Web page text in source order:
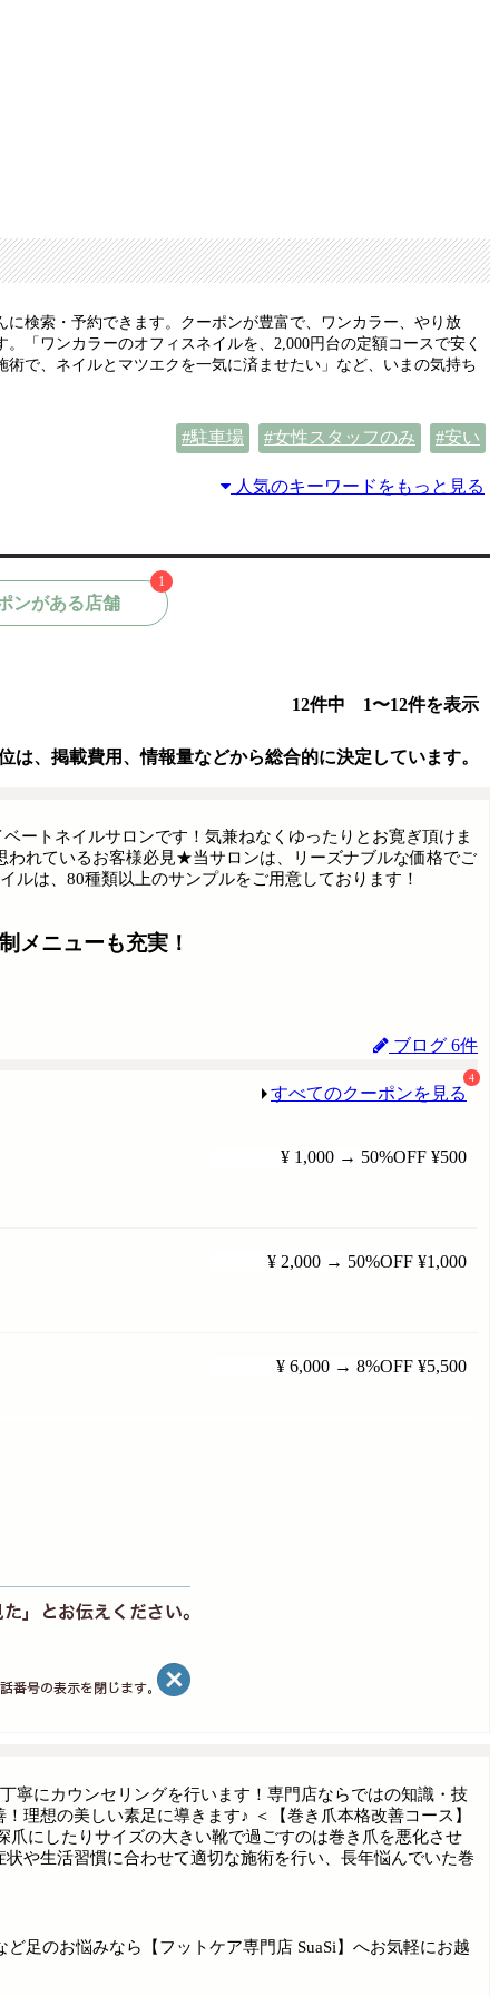
検索・予約できます。クーポンが豊富で、ワンカラー、やり放
「ワンカラーのオフィスネイルを、2,000円台の定額コースで安く
で、ネイルとマツエクを一気に済ませたい」など、いまの気持ち
駐車場 女性スタッフのみ 安い
人気のキーワードをもっと見る
ンがある店舗
1
12件中 1〜12件を表示
は、掲載費用、情報量などから総合的に決定しています。
メニューも充実！
ブログ 6件
ートネイルサロンです！気兼ねなくゆったりとお寛ぎ頂けま
れているお客様必見★当サロンは、リーズナブルな価格でご
ルは、80種類以上のサンプルをご用意しております！
すべてのクーポンを見る
4
¥ 1,000 → 50%OFF ¥500
¥ 2,000 → 50%OFF ¥1,000
¥ 6,000 → 8%OFF ¥5,500
寧にカウンセリングを行います！専門店ならではの知識・技
理想の美しい素足に導きます♪ ＜【巻き爪本格改善コース】
にしたりサイズの大きい靴で過ごすのは巻き爪を悪化させ
や生活習慣に合わせて適切な施術を行い、長年悩んでいた巻
足のお悩みなら【フットケア専門店 SuaSi】へお気軽にお越